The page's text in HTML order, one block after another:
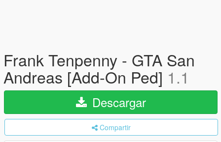
Frank Tenpenny - GTA San
Andreas [Add-On Ped] 1.1
Descargar
Compartir